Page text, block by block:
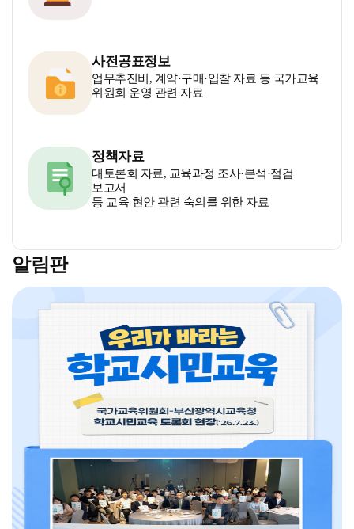
사전공표정보
업무추진비, 계약·구매·입찰 자료 등 국가교육
위원회 운영 관련 자료
정책자료
대토론회 자료, 교육과정 조사·분석·점검
보고서
등 교육 현안 관련 숙의를 위한 자료
알림판